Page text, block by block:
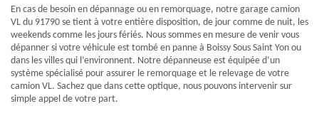
En cas de besoin en dépannage ou en remorquage, notre garage camion
VL du 91790 se tient à votre entière disposition, de jour comme de nuit, les
weekends comme les jours fériés. Nous sommes en mesure de venir vous
dépanner si votre véhicule est tombé en panne à Boissy Sous Saint Yon ou
dans les villes qui l’environnent. Notre dépanneuse est équipée d’un
système spécialisé pour assurer le remorquage et le relevage de votre
camion VL. Sachez que dans cette optique, nous pouvons intervenir sur
simple appel de votre part.